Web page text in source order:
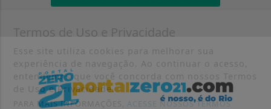
entendemos que você concorda com nossos Termos
de Uso e Privacidade.
PARA MAIS INFORMAÇÕES, ACESSE NOSSOS TERMOS